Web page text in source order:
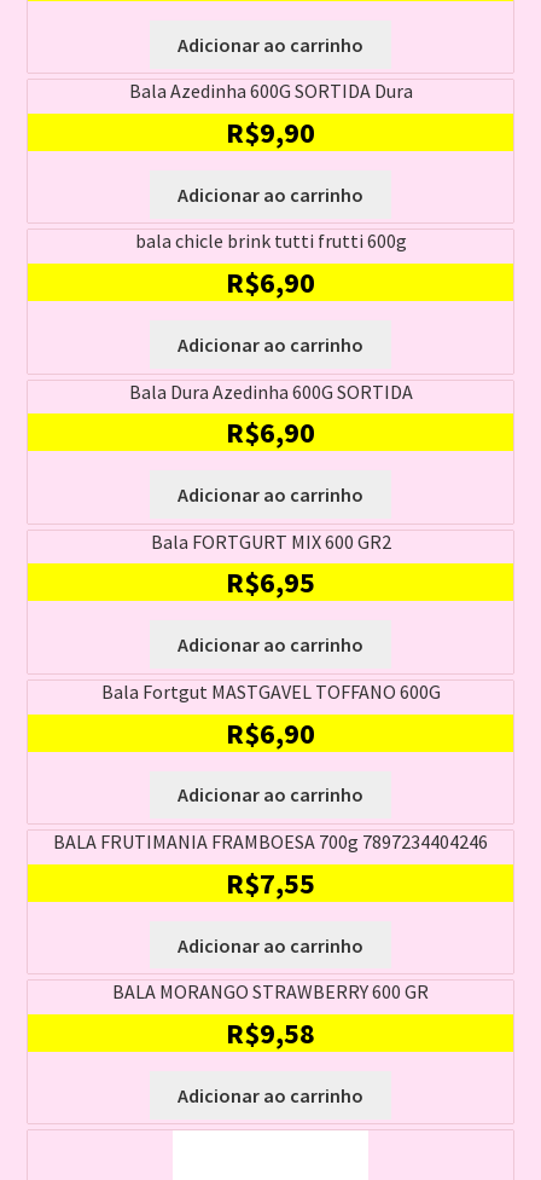
Adicionar ao carrinho
Bala Azedinha 600G SORTIDA Dura
R$9,90
Adicionar ao carrinho
bala chicle brink tutti frutti 600g
R$6,90
Adicionar ao carrinho
Bala Dura Azedinha 600G SORTIDA
R$6,90
Adicionar ao carrinho
Bala FORTGURT MIX 600 GR2
R$6,95
Adicionar ao carrinho
Bala Fortgut MASTGAVEL TOFFANO 600G
R$6,90
Adicionar ao carrinho
BALA FRUTIMANIA FRAMBOESA 700g 7897234404246
R$7,55
Adicionar ao carrinho
BALA MORANGO STRAWBERRY 600 GR
R$9,58
Adicionar ao carrinho